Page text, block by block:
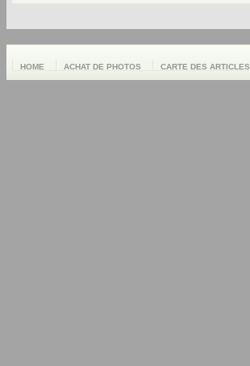
HOME ACHAT DE PHOTOS CARTE DES ARTICLES